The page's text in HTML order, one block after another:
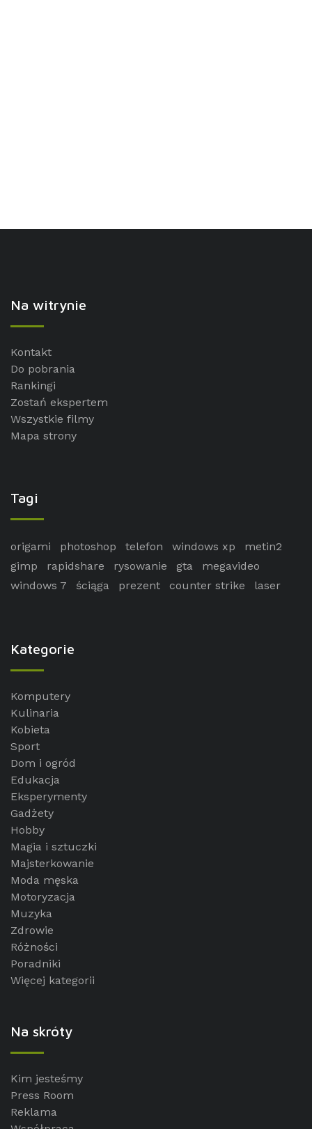
Na witrynie
Kontakt
Do pobrania
Rankingi
Zostań ekspertem
Wszystkie filmy
Mapa strony
Tagi
origami photoshop telefon windows xp
metin2
gimp
rapidshare rysowanie gta
megavideo
windows 7
ściąga prezent counter strike laser
Kategorie
Komputery
Kulinaria
Kobieta
Sport
Dom i ogród
Edukacja
Eksperymenty
Gadżety
Hobby
Magia i sztuczki
Majsterkowanie
Moda męska
Motoryzacja
Muzyka
Zdrowie
Różności
Poradniki
Więcej kategorii
Na skróty
Kim jesteśmy
Press Room
Reklama